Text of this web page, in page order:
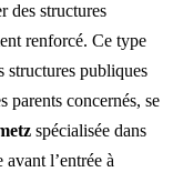
des structures
renforcé. Ce type
structures publiques
parents concernés, se
spécialisée dans
l’entrée à